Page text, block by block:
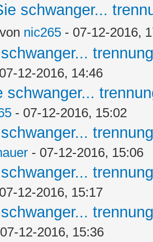
schwanger...
nic265 - 07-12-2016,
12-2016, 14:46
schwanger...
- 07-12-2016, 15:02
- 07-12-2016, 15:06
12-2016, 15:17
12-2016, 15:36